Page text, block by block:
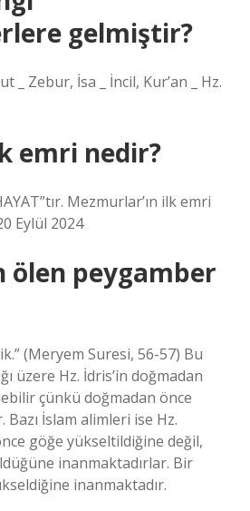
gelmiştir?
_ Zebur, İsa _ İncil, Kur’an _ Hz.
emri nedir?
Mezmurlar’ın ilk emri
Eylül 2024
ölen peygamber
(Meryem Suresi, 56-57) Bu
üzere Hz. İdris’in doğmadan
çünkü doğmadan önce
İslam alimleri ise Hz.
göğe yükseltildiğine değil,
inanmaktadırlar. Bir
inanmaktadır.